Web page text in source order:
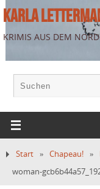
KARLA
KRIMIS AUS DEM
Start » Chapeau! »
woman-